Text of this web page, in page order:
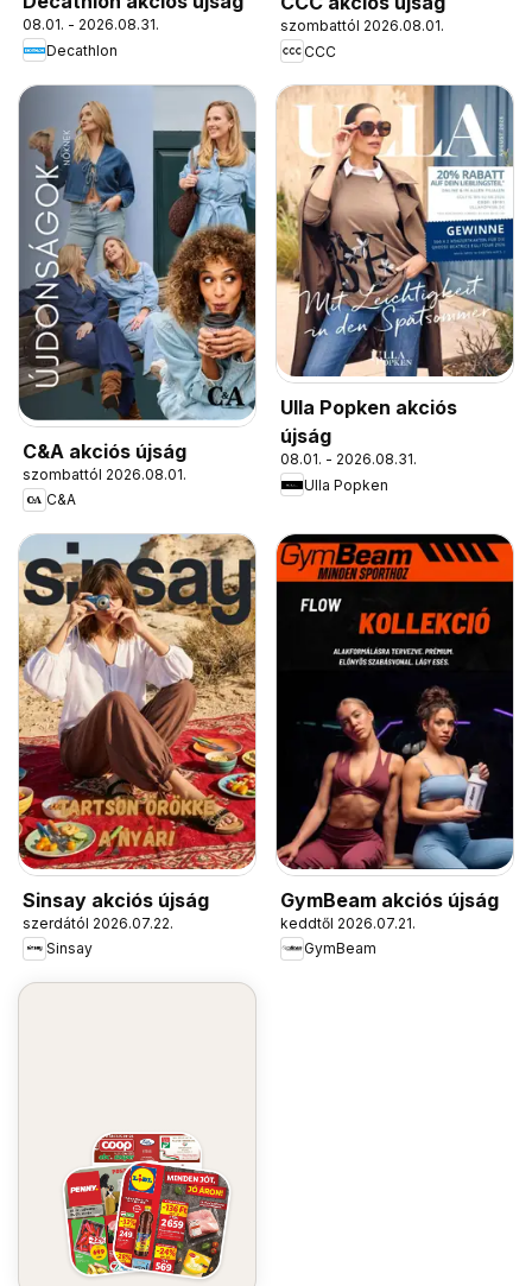
08.01. - 2026.08.31.
Decathlon
szombattól 2026.08.01.
CCC
C&A akciós újság
szombattól 2026.08.01.
C&A
Ulla Popken akciós
újság
08.01. - 2026.08.31.
Ulla Popken
Sinsay akciós újság
szerdától 2026.07.22.
Sinsay
GymBeam akciós újság
keddtől 2026.07.21.
GymBeam